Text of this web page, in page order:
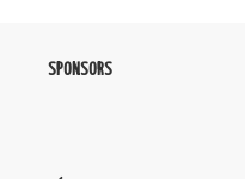
SPONSORS